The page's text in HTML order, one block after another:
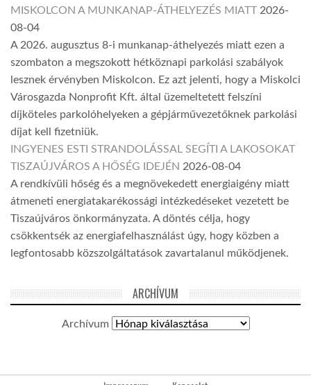
MISKOLCON A MUNKANAP-ÁTHELYEZÉS MIATT 2026-
08-04
A 2026. augusztus 8-i munkanap-áthelyezés miatt ezen a
szombaton a megszokott hétköznapi parkolási szabályok
lesznek érvényben Miskolcon. Ez azt jelenti, hogy a Miskolci
Városgazda Nonprofit Kft. által üzemeltetett felszíni
díjköteles parkolóhelyeken a gépjárművezetőknek parkolási
díjat kell fizetniük.
INGYENES ESTI STRANDOLÁSSAL SEGÍTI A LAKOSOKAT
TISZAÚJVÁROS A HŐSÉG IDEJÉN 2026-08-04
A rendkívüli hőség és a megnövekedett energiaigény miatt
átmeneti energiatakarékossági intézkedéseket vezetett be
Tiszaújváros önkormányzata. A döntés célja, hogy
csökkentsék az energiafelhasználást úgy, hogy közben a
legfontosabb közszolgáltatások zavartalanul működjenek.
ARCHÍVUM
Archívum